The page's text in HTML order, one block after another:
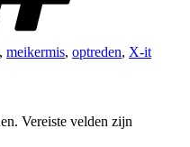
, meikermis, optreden, X-it
Vereiste velden zijn